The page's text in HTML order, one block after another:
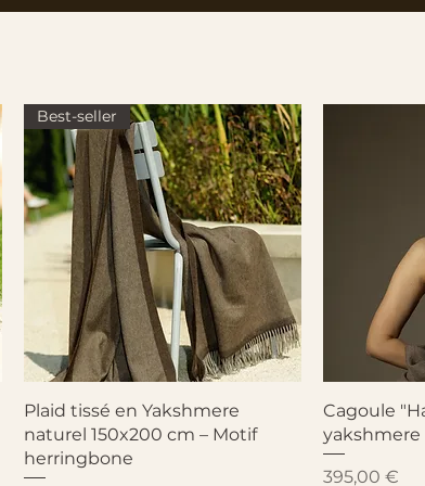
Aperçu rapide
Best-seller
Plaid tissé en Yakshmere
naturel 150x200 cm – Motif
herringbone
Cagoule
yakshmere
Prix
395,00 €